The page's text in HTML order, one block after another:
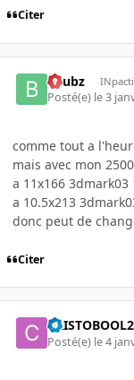
Citer
beubz
Posté(e) le 3
comme tout a
mais avec mon
a 11x166 3dmark03
a 10.5x213
donc peut de
Citer
CRISTOBOOL2
Posté(e) le 4